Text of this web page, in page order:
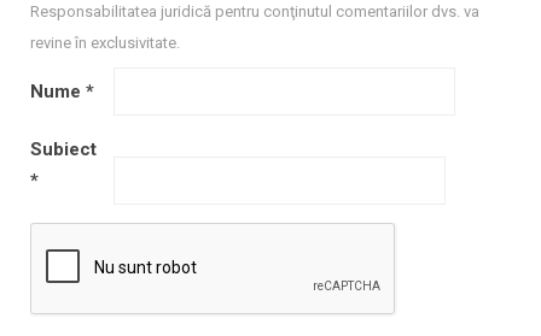
Responsabilitatea juridică pentru conţinutul comentariilor dvs. va
revine în exclusivitate.
Nume *
Subiect
*